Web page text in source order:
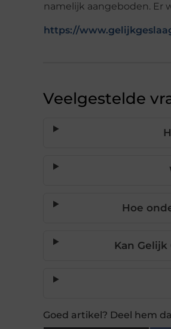
namelijk aangeboden. Er
https://
Veelgestelde
Hoe
Kan
Goed artikel? Deel hem